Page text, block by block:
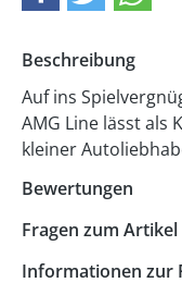
Beschreibung
Auf ins
AMG Line lässt als
kleiner
Bewertungen
Fragen zum Artikel
Informationen zur